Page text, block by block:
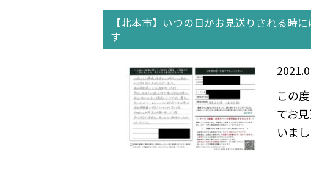
【北本市】いつの日かお見送りされる時
す
この
てお
いま